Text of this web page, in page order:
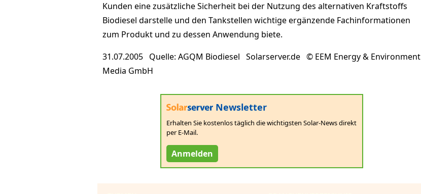
Kunden eine zusätzliche Sicherheit bei der Nutzung des alternativen Kraftstoffs
Biodiesel darstelle und den Tankstellen wichtige ergänzende Fachinformationen
zum Produkt und zu dessen Anwendung biete.
31.07.2005 Quelle: AGQM Biodiesel Solarserver.de © EEM Energy & Environment
Media GmbH
Newsletter
Erhalten Sie kostenlos täglich die wichtigsten Solar-News direkt
per E-Mail.
Anmelden